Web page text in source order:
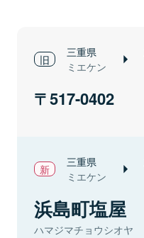
三重県
ミエケン
517-0402
三重県
ミエケン
浜島町塩屋
ハマジマチョウシオヤ